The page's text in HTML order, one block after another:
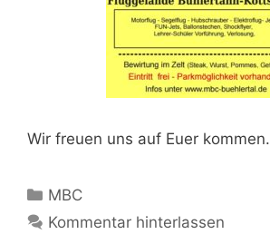
Wir freuen uns auf Euer kommen.
Kategorien
MBC
Kommentar hinterlassen